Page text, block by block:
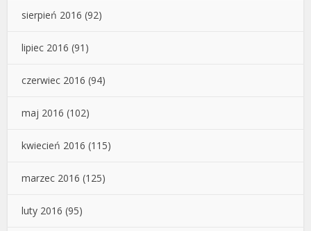
sierpień 2016 (92)
lipiec 2016 (91)
czerwiec 2016 (94)
maj 2016 (102)
kwiecień 2016 (115)
marzec 2016 (125)
luty 2016 (95)